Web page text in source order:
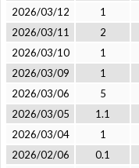
2026/03/12
1
2026/03/11
2
2026/03/10
1
2026/03/09
1
2026/03/06
5
2026/03/05
1.1
2026/03/04
1
2026/02/06
0.1